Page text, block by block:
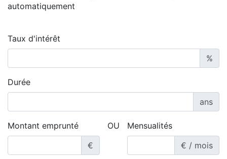
automatiquement
Taux d'intérêt
%
Durée
ans
Montant emprunté
€
OU
Mensualités
€ / mois